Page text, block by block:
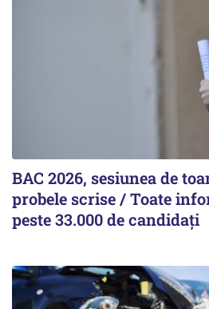
BAC 2026, sesiunea de
probele scrise / Toate
peste 33.000 de candidați